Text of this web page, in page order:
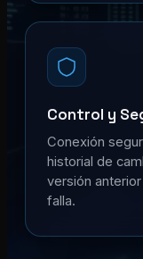
Control y
Conexión
historial de
versión
falla.